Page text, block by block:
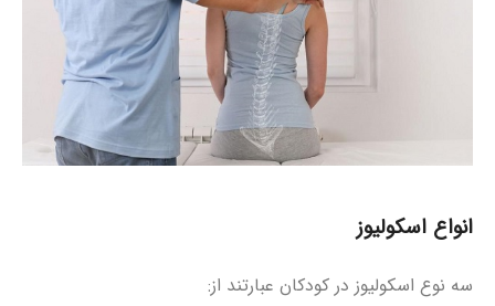
انواع اسکولیوز
سه نوع اسکولیوز در کودکان عبارتند از: